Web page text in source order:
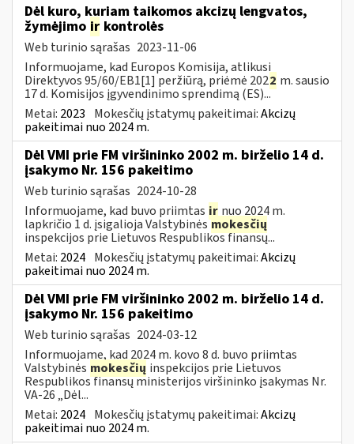
Dėl kuro, kuriam taikomos akcizų lengvatos,
žymėjimo ir kontrolės
Web turinio sąrašas 2023-11-06
Informuojame, kad Europos Komisija, atlikusi
Direktyvos 95/60/EB1[1] peržiūrą, priėmė 2022 m. sausio
17 d. Komisijos įgyvendinimo sprendimą (ES)...
Metai: 2023 Mokesčių įstatymų pakeitimai:Akcizų
pakeitimai nuo 2024 m.
Dėl VMI prie FM viršininko 2002 m. birželio 14 d.
įsakymo Nr. 156 pakeitimo
Web turinio sąrašas 2024-10-28
Informuojame, kad buvo priimtas ir nuo 2024 m.
lapkričio 1 d. įsigalioja Valstybinėsmokesčių
inspekcijos prie Lietuvos Respublikos finansų...
Metai: 2024 Mokesčių įstatymų pakeitimai:Akcizų
pakeitimai nuo 2024 m.
Dėl VMI prie FM viršininko 2002 m. birželio 14 d.
įsakymo Nr. 156 pakeitimo
Web turinio sąrašas 2024-03-12
Informuojame, kad 2024 m. kovo 8 d. buvo priimtas
Valstybinės mokesčių inspekcijos prie Lietuvos
Respublikos finansų ministerijos viršininko įsakymas Nr.
VA-26 „Dėl...
Metai: 2024 Mokesčių įstatymų pakeitimai:Akcizų
pakeitimai nuo 2024 m.